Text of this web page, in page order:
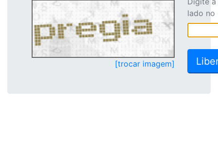
[trocar imagem]
lado no